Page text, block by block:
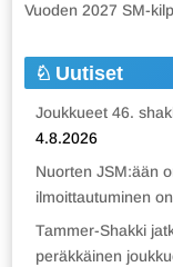
Vuoden 2027 SM-
Uutiset
Joukkueet 46.
4.8.2026
Nuorten JSM:ään
ilmoittautuminen
Tammer-Shakki
peräkkäinen